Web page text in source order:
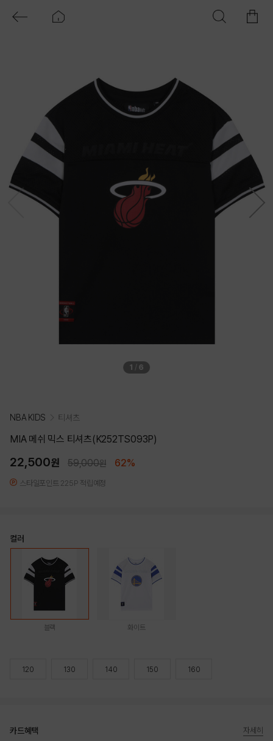
1 / 6
NBA KIDS 티셔츠
MIA 메쉬 믹스 티셔츠(K252TS093P)
22,500원 59,000원 62%
스타일포인트 225P 적립예정
컬러
블랙 화이트
120 130 140 150 160
카드혜택
자세히